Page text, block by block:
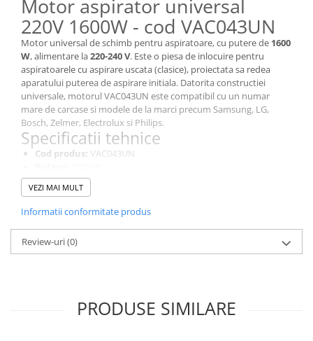
Produse curatare IT
Stocare date
Baterii laptop
Cabluri
Retelistica
Sugestii cadou
Resigilate
Motor aspirator universal
220V 1600W - cod VAC043UN
Motor universal de schimb pentru aspiratoare, cu putere de 1600
W, alimentare la220-240 V. Este o piesa de inlocuire pentru
aspiratoarele cu aspirare uscata (clasice), proiectata sa redea
aparatului puterea de aspirare initiala. Datorita constructiei
universale, motorul VAC043UN este compatibil cu un numar
mare de carcase si modele de la marci precum Samsung, LG,
Bosch, Zelmer, Electrolux si Philips.
Specificatii tehnice
Cod produs: VAC043UN
Tensiune de alimentare:
Frecventa:50/60 Hz
Turatie:
aproximativ 34500 RPM
uscata (aspiratoare clasice)
Dimensiuni orientative:inaltime aprox. 116 mm, diametru
mare aprox. 135 mm, diametru mic aprox. 83,5 mm
compatibila cu numeroase modele de aspiratoare de la marcile:
Samsung, LG, Bosch, Zelmer, Electrolux, Philips, AEG,
VEZI MAI MULT
Informatii conformitate produs
Review-uri(0)
PRODUSE SIMILARE